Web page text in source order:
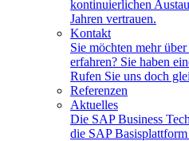
kontinuierlichen
Jahren vertrauen.
Kontakt
Sie möchten mehr
erfahren? Sie haben
Rufen Sie uns doch
Referenzen
Aktuelles
Die SAP Business
die SAP